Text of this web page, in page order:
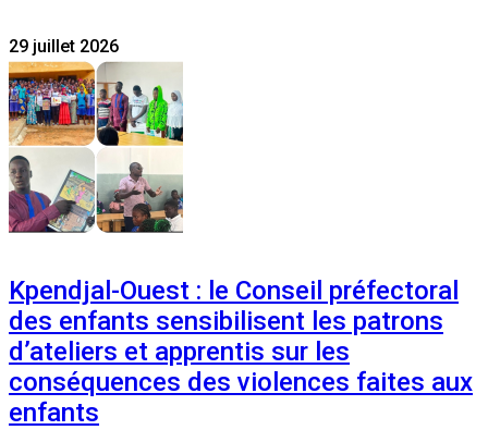
29 juillet 2026
Kpendjal-Ouest : le Conseil préfectoral
des enfants sensibilisent les patrons
d’ateliers et apprentis sur les
conséquences des violences faites aux
enfants